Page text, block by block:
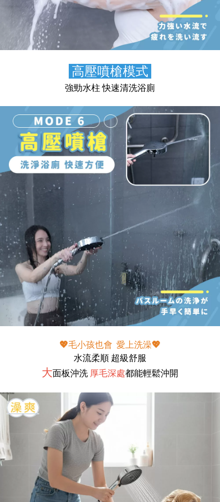
高壓噴槍模式
強勁水柱 快速清洗浴廁
💖毛小孩也會 愛上洗澡💖
水流柔順 超級舒服
大面板沖洗 厚毛深處都能輕鬆沖開